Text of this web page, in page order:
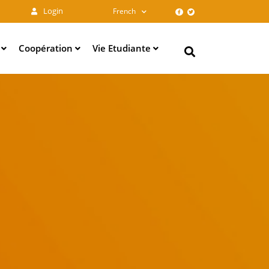
Login French
Coopération Vie Etudiante
Search